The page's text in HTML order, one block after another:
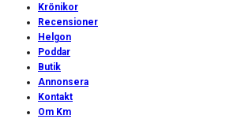
Krönikor
Recensioner
Helgon
Poddar
Butik
Annonsera
Kontakt
Om Km